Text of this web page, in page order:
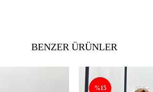
BENZER ÜRÜNLER
%15